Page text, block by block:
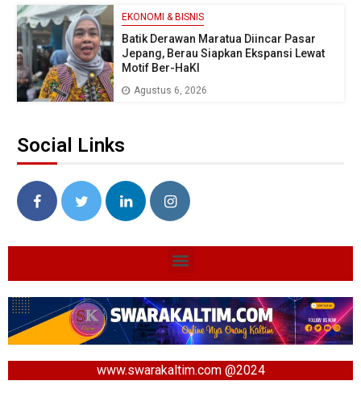
EKONOMI & BISNIS
Batik Derawan Maratua Diincar Pasar
Jepang, Berau Siapkan Ekspansi Lewat
Motif Ber-HaKI
Agustus 6, 2026
Social Links
www.swarakaltim.com @2024